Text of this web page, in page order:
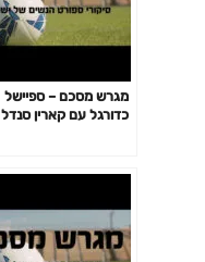
מגרש מסכם – ספיישל
כדורגל עם קארין סנדל